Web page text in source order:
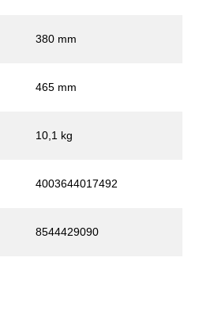
380 mm
465 mm
10,1 kg
4003644017492
8544429090